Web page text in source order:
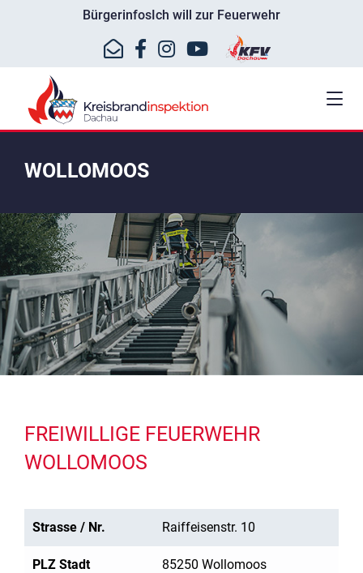
BürgerinfosIch will zur Feuerwehr
WOLLOMOOS
FREIWILLIGE FEUERWEHR
WOLLOMOOS
Strasse / Nr. Raiffeisenstr. 10
PLZ Stadt 85250 Wollomoos